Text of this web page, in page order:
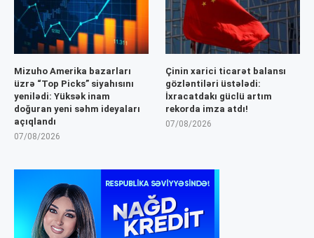
Mizuho Amerika bazarları
üzrə “Top Picks” siyahısını
yenilədi: Yüksək inam
doğuran yeni səhm ideyaları
açıqlandı
07/08/2026
Çinin xarici ticarət balansı
gözləntiləri üstələdi:
İxracatdakı güclü artım
rekorda imza atdı!
07/08/2026